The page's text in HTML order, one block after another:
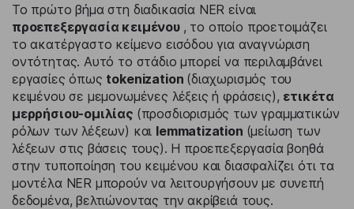
Το πρώτο βήμα στη διαδικασία NER είναι
προεπεξεργασία κειμένου , το οποίο προετοιμάζει
το ακατέργαστο κείμενο εισόδου για αναγνώριση
οντότητας. Αυτό το στάδιο μπορεί να περιλαμβάνει
εργασίες όπως tokenization (διαχωρισμός του
κειμένου σε μεμονωμένες λέξεις ή φράσεις), ετικέτα
μερρήσιου-ομιλίας (προσδιορισμός των γραμματικών
ρόλων των λέξεων) και lemmatization (μείωση των
λέξεων στις βάσεις τους). Η προεπεξεργασία βοηθά
στην τυποποίηση του κειμένου και διασφαλίζει ότι τα
μοντέλα NER μπορούν να λειτουργήσουν με συνεπή
δεδομένα, βελτιώνοντας την ακρίβειά τους.